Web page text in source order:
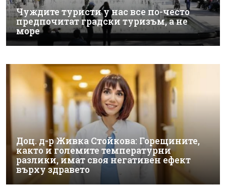
Чуждите туристи у нас все по-често
предпочитат градски туризъм, а не
море
Доц. д-р Живка Стойкова: Горещините,
както и големите температурни
разлики, имат своя негативен ефект
върху здравето